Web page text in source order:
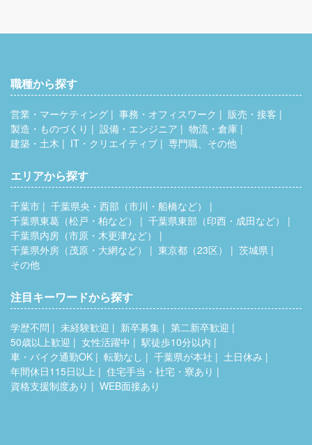
月、転勤あり、深夜割増（60h/月）含む
職種から探す
営業・マーケティング 事務・オフィスワーク
販売・接客
製造・ものづくり
設備・エンジニア
物流・倉庫
建築・土木
IT・クリエイティブ 専門職、その他
エリアから探す
千葉市
千葉県央・西部（市川・船橋など）
千葉県東葛（松戸・柏など）
千葉県東部（印西・成田など）
千葉県内房（市原・木更津など）
千葉県外房（茂原・大網など）
東京都（23区）
茨城県
その他
注目キーワードから探す
学歴不問 未経験歓迎 新卒募集
第二新卒歓迎
50歳以上歓迎
女性活躍中
駅徒歩10分以内
車・バイク通勤OK
転勤なし 千葉県が本社
土日休み
年間休日115日以上
住宅手当・社宅・寮あり
資格支援制度あり
WEB面接あり